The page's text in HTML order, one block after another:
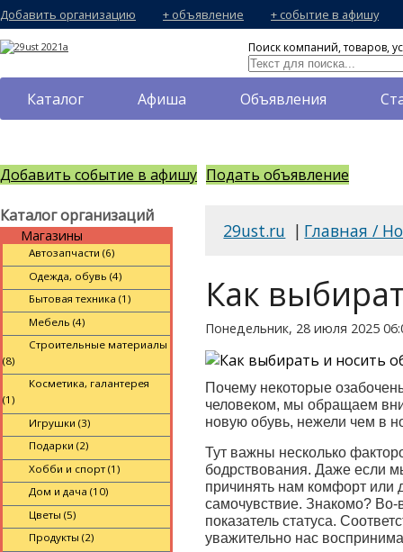
Добавить организацию + объявление + событие в афишу
Поиск компаний, товаров,
Каталог Афиша Объявления
Добавить событие в афишу Подать объявление
Каталог организаций
Магазины
Автозапчасти (6)
Одежда, обувь (4)
Бытовая техника (1)
Мебель (4)
Строительные материалы
(8)
Косметика, галантерея
(1)
Игрушки (3)
Подарки (2)
Хобби и спорт (1)
Дом и дача (10)
Цветы (5)
Продукты (2)
29ust.ru | Главная /
Как
Понедельник, 28 июля 2025
Почему некоторые
человеком, мы обращаем
новую обувь, нежели чем в
Тут важны несколько
бодрствования. Даже если
причинять нам комфорт или
самочувствие. Знакомо? Во-
показатель статуса.
уважительно нас